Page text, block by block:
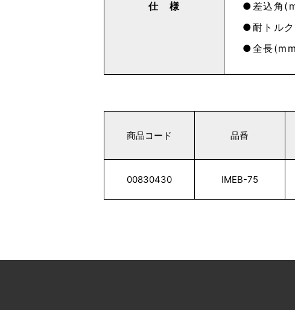
仕 様
差込角
耐トル
全長
商品コード
00830430
品番
IMEB-75